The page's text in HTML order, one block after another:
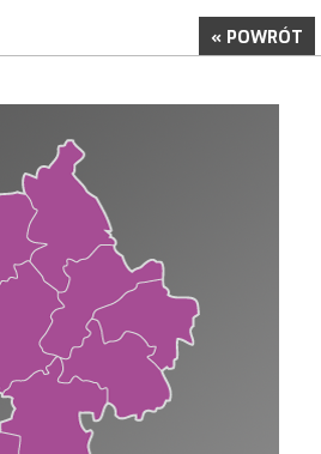
« POWRÓT